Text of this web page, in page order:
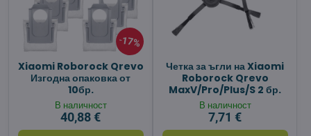
17%
Xiaomi Roborock Qrevo
Изгодна опаковка от
10бр.
В наличност
40,88 €
Четка за ъгли на Xiaomi
Roborock Qrevo
MaxV/Pro/Plus/S 2 бр.
В наличност
7,71 €